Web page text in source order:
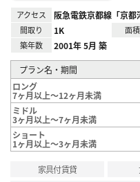
アクセス 阪急電鉄京都線「京
間取り 1K 面積
築年数 2001年 5月 築
プラン名・期間
ロング
7ヶ月以上～12ヶ月未満
ミドル
3ヶ月以上～7ヶ月未満
ショート
1ヶ月以上～3ヶ月未満
家具付賃貸